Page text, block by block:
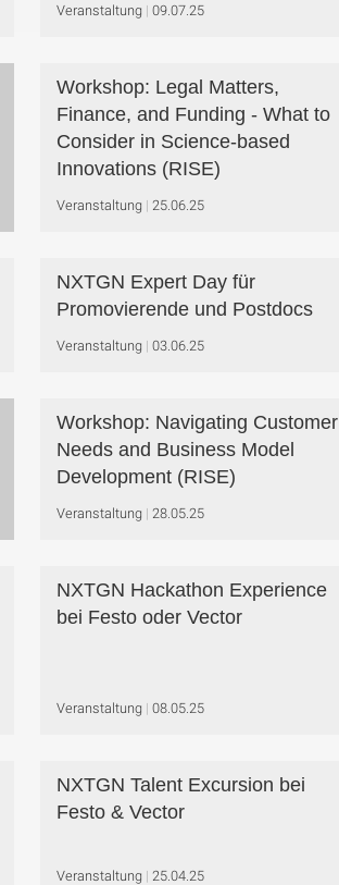
Veranstaltung 09.07.25
Workshop: Legal Matters,
Finance, and Funding - What to
Consider in Science-based
Innovations (RISE)
Veranstaltung 25.06.25
NXTGN Expert Day für
Promovierende und Postdocs
Veranstaltung 03.06.25
Workshop: Navigating Customer
Needs and Business Model
Development (RISE)
Veranstaltung 28.05.25
NXTGN Hackathon Experience
bei Festo oder Vector
Veranstaltung 08.05.25
NXTGN Talent Excursion bei
Festo & Vector
Veranstaltung 25.04.25